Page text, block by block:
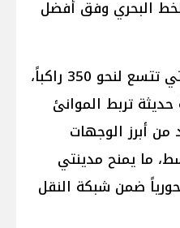
البحري وفق أفضل
وأوضح صايغ أن الباخرة، التي تتسع لنحو 350 راكباً،
تربط الموانئ
أبرز الوجهات
ما يمنح مدينتي
ضمن شبكة النقل